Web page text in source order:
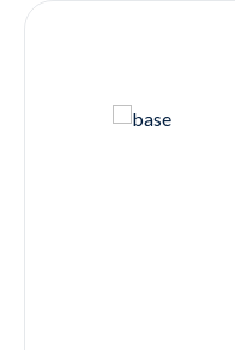
Гінекологія